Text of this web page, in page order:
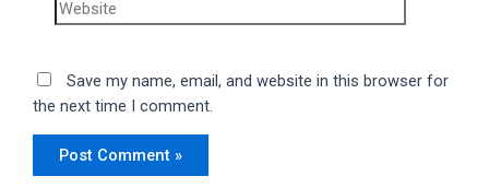
Save my name, email, and website in this browser for
the next time I comment.